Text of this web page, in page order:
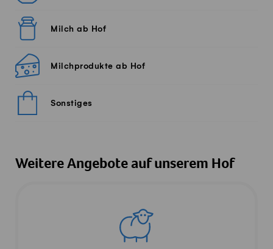
Milch ab Hof
Milchprodukte ab Hof
Sonstiges
Weitere Angebote auf unserem Hof